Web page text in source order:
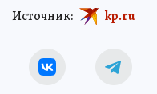
Источник: kp.ru